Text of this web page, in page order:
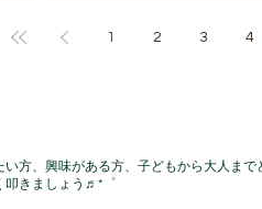
1 2 3 4
方、興味がある方、子どもから大人まで
叩きましょう♬*゜